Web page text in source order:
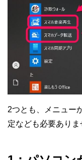
2つとも、メニュー
定なども必要ありま